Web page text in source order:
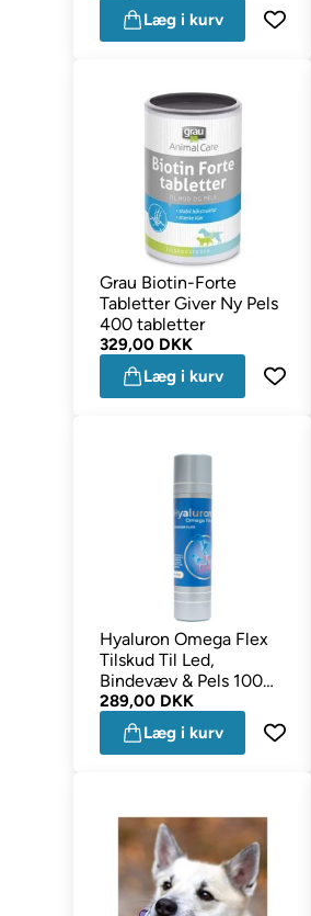
Læg i kurv
Grau Biotin-Forte
Tabletter Giver Ny Pels
400 tabletter
329,00 DKK
Læg i kurv
Hyaluron Omega Flex
Tilskud Til Led,
Bindevæv & Pels 100
ml
289,00 DKK
Læg i kurv